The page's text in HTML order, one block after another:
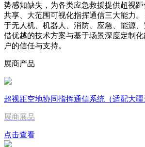
势感知缺失，为各类应急救援提供超视
共享、大范围可视化指挥通信三大能力
于无人机、机器人、消防、应急、能源
借优越的技术方案与基于场景深度定制
户的信任与支持。
展商产品
超视距空地协同指挥通信系统（适配大疆
展商展品
点击查看